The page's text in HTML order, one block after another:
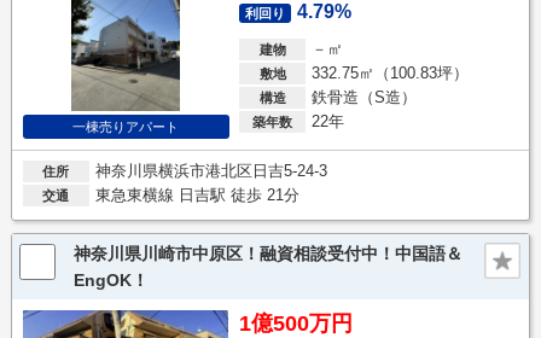
一棟売りアパート
利回り 4.79%
建物 －㎡
敷地 332.75㎡（100.83坪）
構造 鉄骨造（S造）
築年数 22年
住所 神奈川県横浜市港北区日吉5-24-3
交通 東急東横線 日吉駅 徒歩 21分
神奈川県川崎市中原区！融資相談受付中！中国語＆
EngOK！
1億500万円